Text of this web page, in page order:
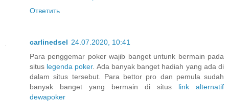
Ответить
carlinedsel 24.07.2020, 10:41
Para penggemar poker wajib banget untunk bermain pada
situs legenda poker. Ada banyak banget hadiah yang ada di
dalam situs tersebut. Para bettor pro dan pemula sudah
banyak banget yang bermain di situs link alternatif
dewapoker